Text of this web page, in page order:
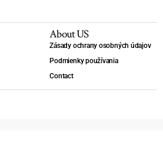
About US
Zásady ochrany osobných údajov
Podmienky používania
Contact